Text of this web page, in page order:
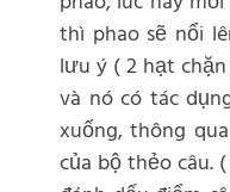
thì phao sẽ nổi
lưu ý ( 2 hạt
và nó có tác
xuống, thông
của bộ thẻo câu.